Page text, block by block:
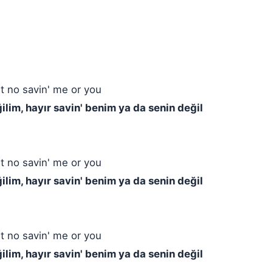
no savin' me or you
hayır savin' benim ya da senin değil
no savin' me or you
hayır savin' benim ya da senin değil
no savin' me or you
hayır savin' benim ya da senin değil